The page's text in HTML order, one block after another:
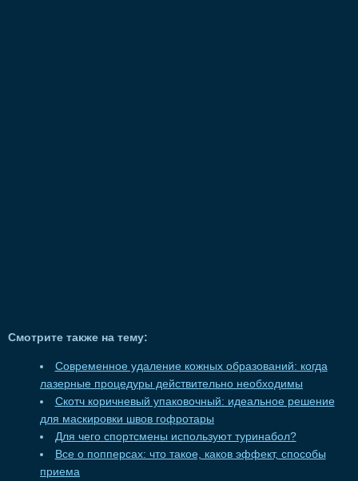
Смотрите также на тему:
Современное удаление кожных образований: когда
лазерные процедуры действительно необходимы
Скотч коричневый упаковочный: идеальное решение
для маскировки швов гофротары
Для чего спортсмены используют туринабол?
Все о попперсах: что такое, каков эффект, способы
приема